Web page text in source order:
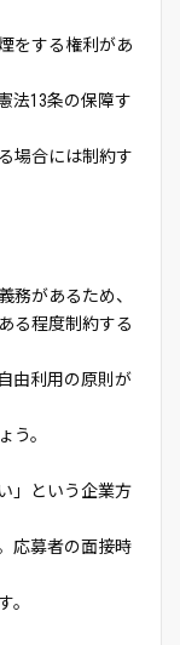
をする権利があ
法13条の保障す
場合には制約す
務があるため、
る程度制約する
由利用の原則が
う。
」という企業方
応募者の面接時
。